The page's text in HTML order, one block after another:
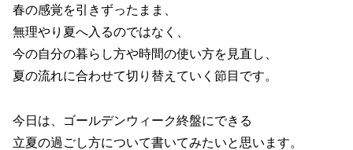
春の感覚を引きずったまま、
無理やり夏へ入るのではなく、
今の自分の暮らし方や時間の使い方を見直し、
夏の流れに合わせて切り替えていく節目です。
今日は、ゴールデンウィーク終盤にできる
立夏の過ごし方について書いてみたいと思います。